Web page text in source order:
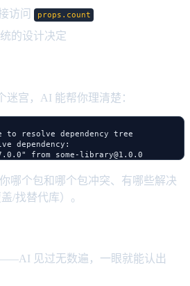
访问 props.count
的设计决定
迷宫，AI 能帮你理清楚：
to resolve dependency tree
dependency:
哪个包和哪个包冲突、有哪些解决
/找替代库）。
见过无数遍，一眼就能认出